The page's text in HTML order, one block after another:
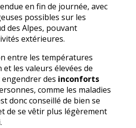
en fin de journée, avec
possibles sur les
des Alpes, pouvant
extérieures.
entre les températures
les valeurs élevées de
engendrer des inconforts
comme les maladies
donc conseillé de bien se
de se vêtir plus légèrement